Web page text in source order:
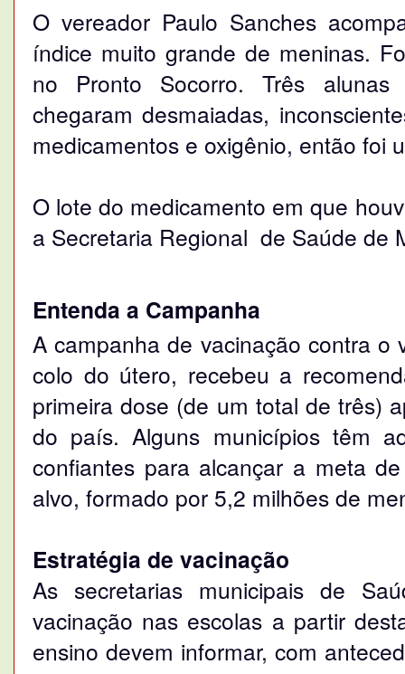
O vereador Paulo Sanches
índice muito grande de meninas.
no Pronto Socorro. Três alunas
chegaram desmaiadas,
medicamentos e oxigênio, então foi
O lote do medicamento em que
a Secretaria Regional de Saúde de
Entenda a Campanha
A campanha de vacinação contra o
colo do útero, recebeu a
primeira dose (de um total de três)
do país. Alguns municípios têm
confiantes para alcançar a meta
alvo, formado por 5,2 milhões de
Estratégia de vacinação
As secretarias municipais de
vacinação nas escolas a partir
ensino devem informar, com